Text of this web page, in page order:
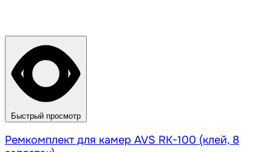
Быстрый просмотр
Ремкомплект для камер AVS RK-100 (клей, 8